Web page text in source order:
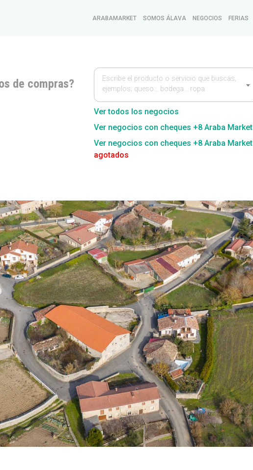
ARABAMARKET SOMOS ÁLAVA NEGOCIOS FERIAS
de compras?
Escribe el producto o servicio que buscas,
ejemplos; queso… bodega… ropa
Ver todos los negocios
Ver negocios con cheques +8 Araba Market
Ver negocios con cheques +8 Araba Market
agotados